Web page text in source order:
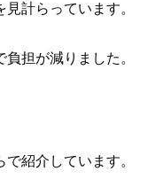
計らっています。
担が減りました。
紹介しています。